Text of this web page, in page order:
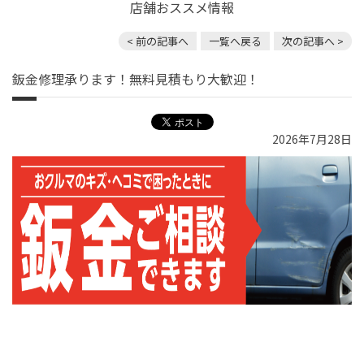
店舗おススメ情報
< 前の記事へ 一覧へ戻る 次の記事へ >
鈑金修理承ります！無料見積もり大歓迎！
2026年7月28日